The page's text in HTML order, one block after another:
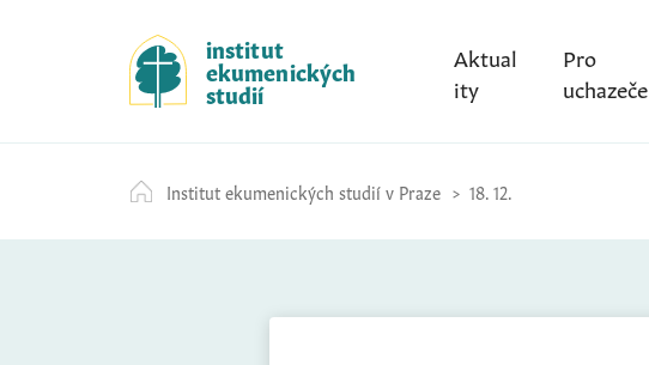
k
i
p
t
c
o
institut
ekumenických
studií
Aktual
ity
Pro
uchazeče
Institut ekumenických studií v Praze 18. 12.